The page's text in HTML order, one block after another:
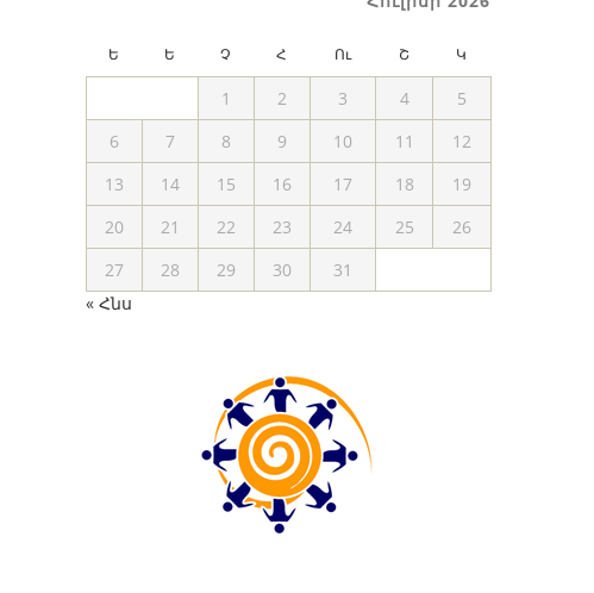
Ե Ե Չ Հ Ու Շ Կ
1 2 3 4
5
6
7 8 9 10 11
12
13
14 15 16 17 18
19
20
21 22 23 24 25
26
27
28 29 30
31
« Հնս